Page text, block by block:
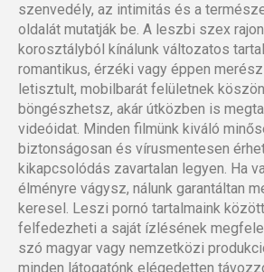
szenvedély, az intimitás és a
oldalát mutatják be. A leszbi szex
korosztályból kínálunk változatos
romantikus, érzéki vagy éppen
letisztult, mobilbarát felületnek
böngészhetsz, akár útközben is
videóidat. Minden filmünk kiváló
biztonságosan és vírusmentesen
kikapcsolódás zavartalan legyen. Ha
élményre vágysz, nálunk garantáltan
keresel. Leszi pornó tartalmaink
felfedezheti a saját ízlésének
szó magyar vagy nemzetközi
minden látogatónk elégedetten